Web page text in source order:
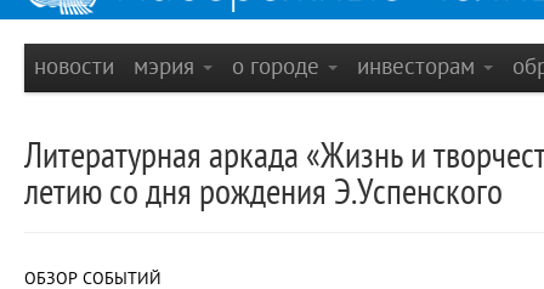
новости мэрия о городе инвесторам
Литературная аркада «Жизнь и
летию со дня рождения Э.Успенского
ОБЗОР СОБЫТИЙ